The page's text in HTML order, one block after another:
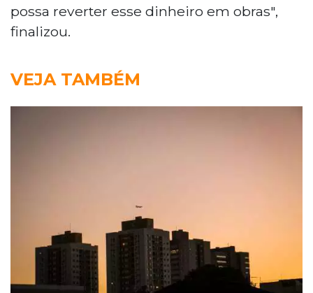
possa reverter esse dinheiro em obras",
finalizou.
VEJA TAMBÉM